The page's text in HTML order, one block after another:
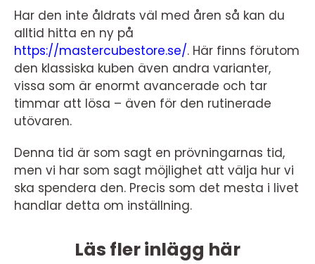
Har den inte åldrats väl med åren så kan du
alltid hitta en ny på
https://mastercubestore.se/. Här finns förutom
den klassiska kuben även andra varianter,
vissa som är enormt avancerade och tar
timmar att lösa – även för den rutinerade
utövaren.
Denna tid är som sagt en prövningarnas tid,
men vi har som sagt möjlighet att välja hur vi
ska spendera den. Precis som det mesta i livet
handlar detta om inställning.
Läs fler inlägg här